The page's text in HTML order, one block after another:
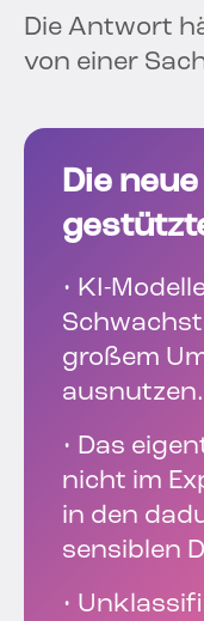
Die Antwort
von einer
Die
• KI-
großem
ausnutzen.
• Das
nicht im
in den
sensiblen
•